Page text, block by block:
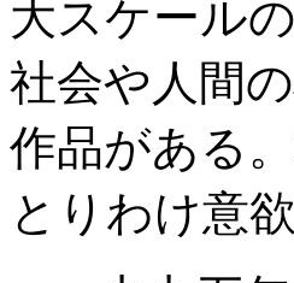
大スケール
社会や人間
作品がある
とりわけ意